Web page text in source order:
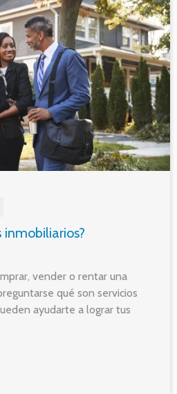
inmobiliarios?
vender o rentar una
qué son servicios
ayudarte a lograr tus